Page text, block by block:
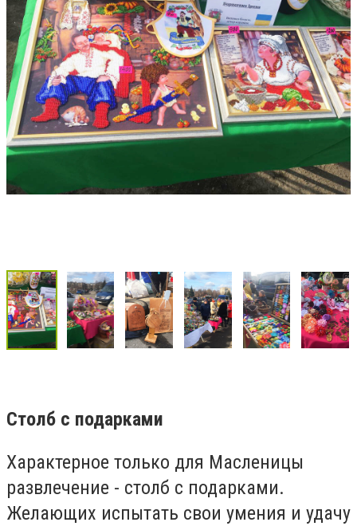
Столб с подарками
Характерное только для Масленицы
развлечение - столб с подарками.
Желающих испытать свои умения и удачу